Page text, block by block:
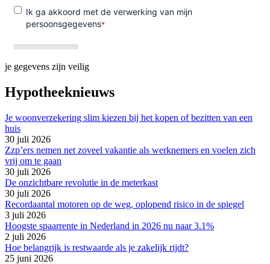
je gegevens zijn veilig
Hypotheeknieuws
Je woonverzekering slim kiezen bij het kopen of bezitten van een
huis
30 juli 2026
Zzp’ers nemen net zoveel vakantie als werknemers en voelen zich
vrij om te gaan
30 juli 2026
De onzichtbare revolutie in de meterkast
30 juli 2026
Recordaantal motoren op de weg, oplopend risico in de spiegel
3 juli 2026
Hoogste spaarrente in Nederland in 2026 nu naar 3.1%
2 juli 2026
Hoe belangrijk is restwaarde als je zakelijk rijdt?
25 juni 2026